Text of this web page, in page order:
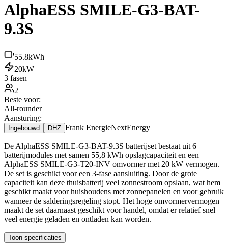
AlphaESS SMILE-G3-BAT-
9.3S
55.8kWh
20kW
3 fasen
2
Beste voor:
All-rounder
Aansturing:
Ingebouwd DHZ Frank EnergieNextEnergy
De AlphaESS SMILE-G3-BAT-9.3S batterijset bestaat uit 6
batterijmodules met samen 55,8 kWh opslagcapaciteit en een
AlphaESS SMILE-G3-T20-INV omvormer met 20 kW vermogen.
De set is geschikt voor een 3-fase aansluiting. Door de grote
capaciteit kan deze thuisbatterij veel zonnestroom opslaan, wat hem
geschikt maakt voor huishoudens met zonnepanelen en voor gebruik
wanneer de salderingsregeling stopt. Het hoge omvormervermogen
maakt de set daarnaast geschikt voor handel, omdat er relatief snel
veel energie geladen en ontladen kan worden.
Toon specificaties